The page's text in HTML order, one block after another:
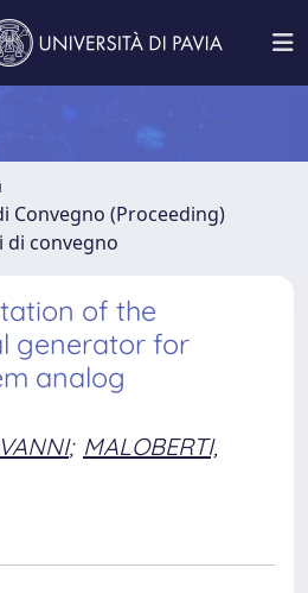
Convegno (Proceeding)
di convegno
of the
generator for
analog
; MALOBERTI,